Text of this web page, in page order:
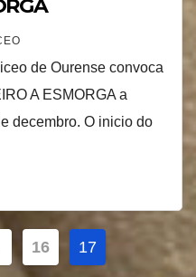
de Ourense convoca
A ESMORGA a
decembro. O inicio do
16 17